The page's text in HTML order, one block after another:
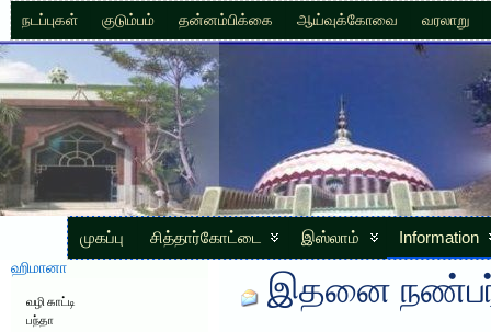
நடப்புகள் குடும்பம் தன்னம்பிக்கை ஆய்வுக்கோவை வரலாறு
முகப்பு சித்தார்கோட்டை இஸ்லாம் Information
ஹிமானா
வழி காட்டி
பந்தா
இதனை